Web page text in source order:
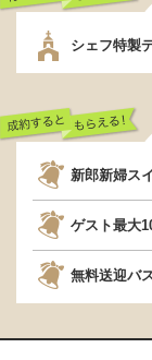
シェフ特製
新郎新婦ス
ゲスト最大
無料送迎バ